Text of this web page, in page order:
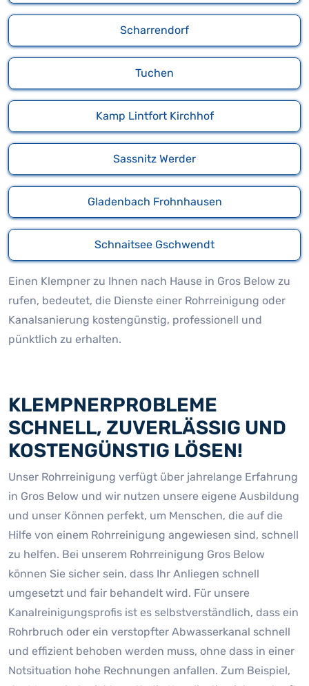
Scharrendorf
Tuchen
Kamp Lintfort Kirchhof
Sassnitz Werder
Gladenbach Frohnhausen
Schnaitsee Gschwendt
Einen Klempner zu Ihnen nach Hause in Gros Below zu
rufen, bedeutet, die Dienste einer Rohrreinigung oder
Kanalsanierung kostengünstig, professionell und
pünktlich zu erhalten.
KLEMPNERPROBLEME
SCHNELL, ZUVERLÄSSIG UND
KOSTENGÜNSTIG LÖSEN!
Unser Rohrreinigung verfügt über jahrelange Erfahrung
in Gros Below und wir nutzen unsere eigene Ausbildung
und unser Können perfekt, um Menschen, die auf die
Hilfe von einem Rohrreinigung angewiesen sind, schnell
zu helfen. Bei unserem Rohrreinigung Gros Below
können Sie sicher sein, dass Ihr Anliegen schnell
umgesetzt und fair behandelt wird. Für unsere
Kanalreinigungsprofis ist es selbstverständlich, dass ein
Rohrbruch oder ein verstopfter Abwasserkanal schnell
und effizient behoben werden muss, ohne dass in einer
Notsituation hohe Rechnungen anfallen. Zum Beispiel,